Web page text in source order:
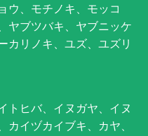
ウ、モチノキ、モッコ
ヤブツバキ、ヤブニッケ
カリノキ、ユズ、ユズリ
トヒバ、イヌガヤ、イヌ
イヅカイブキ、カヤ、